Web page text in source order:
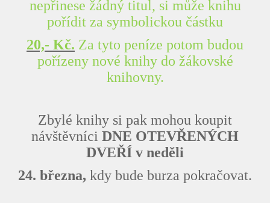
nepřinese žádnýtitul, si může knihu
pořídit za symbolickou částku
20,- Kč. Za tyto peníze potom budou
pořízeny nové knihy do žákovské
knihovny.
Zbylé knihy si pak mohou koupit
návštěvníci DNE OTEVŘENÝCH
DVEŘÍ v neděli
24. března, kdy bude burza pokračovat.